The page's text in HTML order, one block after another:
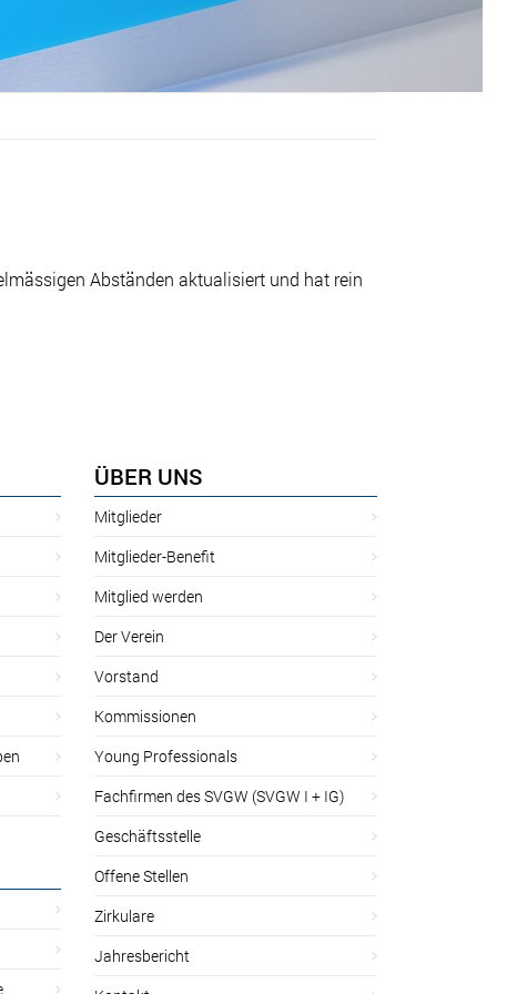
Abständen aktualisiert und hat rein
ÜBER UNS
Mitglieder
Mitglieder-Benefit
Mitglied werden
Der Verein
Vorstand
Kommissionen
Young Professionals
Fachfirmen des SVGW (SVGW I + IG)
Geschäftsstelle
Offene Stellen
Zirkulare
Jahresbericht